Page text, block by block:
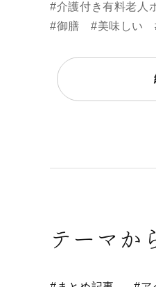
#介護付き有料老人
#御膳
#美味しい
テーマか